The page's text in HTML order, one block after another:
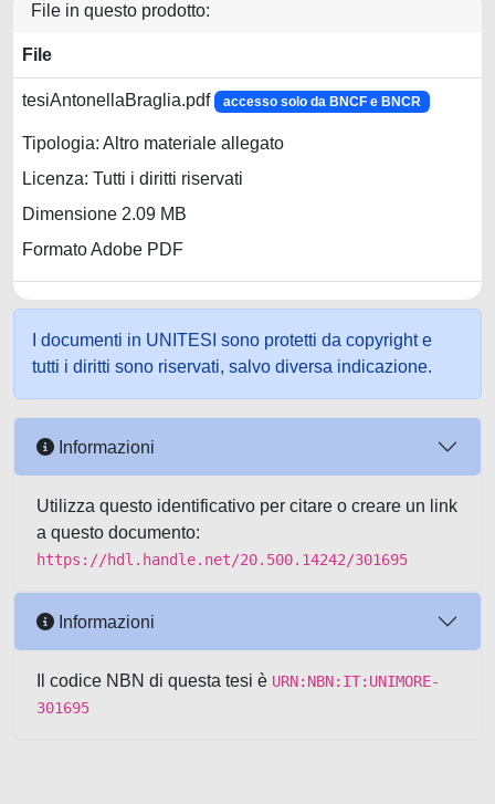
File in questo prodotto:
File
tesiAntonellaBraglia.pdf accesso solo da BNCF e BNCR
Tipologia: Altro materiale allegato
Licenza: Tutti i diritti riservati
Dimensione 2.09 MB
Formato Adobe PDF
I documenti in UNITESI sono protetti da copyright e
tutti i diritti sono riservati, salvo diversa indicazione.
Informazioni
Utilizza questo identificativo per citare o creare un link
a questo documento:
https://hdl.handle.net/20.500.14242/301695
Informazioni
Il codice NBN di questa tesi è URN:NBN:IT:UNIMORE-
301695